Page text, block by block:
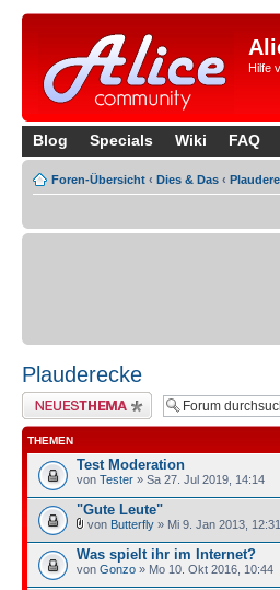
Hilfe
Blog Specials Wiki FAQ
Foren-Übersicht ‹ Dies & Das ‹
Plauderecke
Neues Thema erstellen
THEMEN
Test Moderation
von Tester » Sa 27. Jul 2019, 14:14
"Gute Leute"
von Butterfly » Mi 9. Jan 2013, 12:31
Was spielt ihr im Internet?
von Gonzo » Mo 10. Okt 2016, 10:44